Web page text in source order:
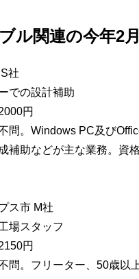
ル関連の今年2
社
での設計補助
円
問。Windows PC及び
補助などが主な業務。資
ス市 M社
場スタッフ
円
問。フリーター、50歳以